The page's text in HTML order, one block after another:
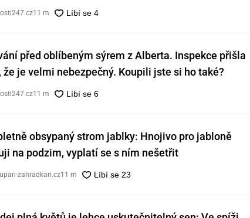
11 m
před oblíbeným sýrem z Alberta. Inspekce přišla
že je velmi nebezpečný. Koupili jste si ho také?
11 m
obsypaný strom jablky: Hnojivo pro jabloně
na podzim, vyplatí se s ním nešetřit
zahradkari.cz11 m